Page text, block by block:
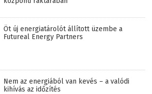
Öt új energiatárolót állított üzembe a
Futureal Energy Partners
Nem az energiából van kevés – a valódi
kihívás az időzítés